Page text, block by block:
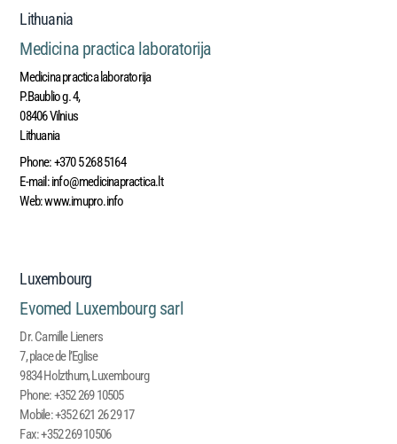
Lithuania
Medicina practica laboratorija
Medicina practica laboratorija
P.Baublio g. 4,
08406 Vilnius
Lithuania
Phone:+370 5 268 5164
E-mail:info@medicinapractica.lt
Web:www.imupro.info
Luxembourg
Evomed Luxembourg sarl
Dr. Camille Lieners
7, place de l’Eglise
9834 Holzthum, Luxembourg
Phone:+352 269 10505
Mobile:+352 621 26 29 17
Fax:+352 269 10506